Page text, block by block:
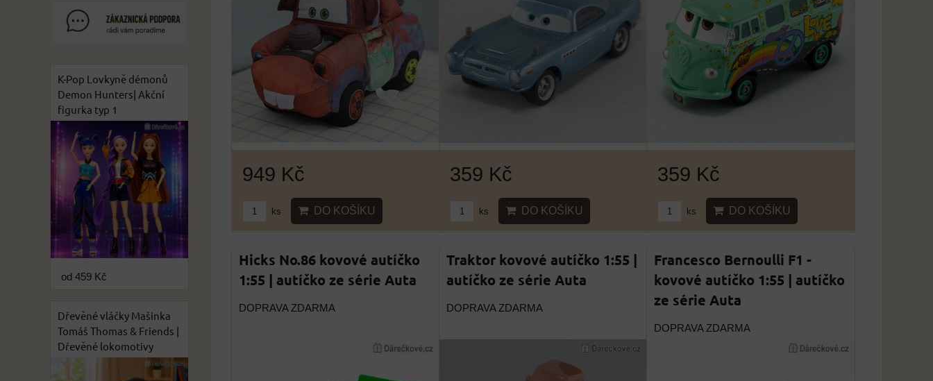
949 Kč
ks DO KOŠÍKU
359 Kč
ks DO KOŠÍKU
359 Kč
ks DO KOŠÍKU
Hicks No.86 kovové autíčko
1:55 | autíčko ze série Auta
DOPRAVA ZDARMA
Traktor kovové autíčko 1:55 |
autíčko ze série Auta
DOPRAVA ZDARMA
Francesco Bernoulli F1 -
kovové autíčko 1:55 | autíčko
ze série Auta
DOPRAVA ZDARMA
K-Pop Lovkyně démonů
Demon Hunters| Akční
figurka typ 1
od 459 Kč
Dřevěné vláčky Mašinka
Tomáš Thomas & Friends |
Dřevěné lokomotivy